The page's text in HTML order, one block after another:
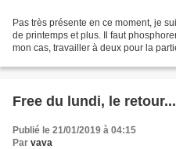
Pas très présente en ce moment, je
de printemps et plus. Il faut
mon cas, travailler à deux pour la
Free du lundi, le
Publié le 21/01/2019 à 04:15
Par vava